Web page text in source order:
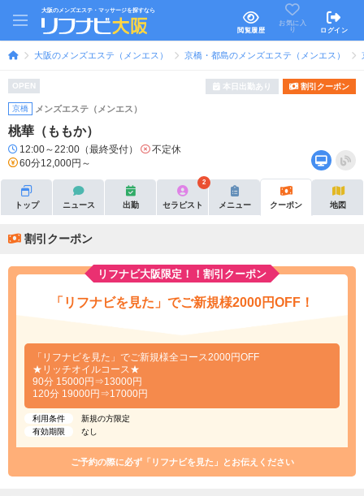
大阪のメンズエステ・マッサージを探すなら
閲覧履歴
お気に入
り
ログイン
大阪のメンズエステ（メンエス） 京橋・都島のメンズエステ（メンエス）
OPEN 本日出勤あり 割引クーポン
京橋 メンズエステ（メンエス）
桃華（ももか）
12:00～22:00（最終受付）
不定休
60分12,000円～
トップ ニュース 出勤 セラピスト
2
メニュー クーポン 地図
割引クーポン
リフナビ大阪限定！！割引クーポン
「リフナビを見た」でご新規様2000円OFF！
「リフナビを見た」でご新規様全コース2000円OFF
★リッチオイルコース★
90分 15000円⇒13000円
120分 19000円⇒17000円
利用条件
新規の方限定
有効期限
なし
ご予約の際に必ず「リフナビを見た」とお伝えください